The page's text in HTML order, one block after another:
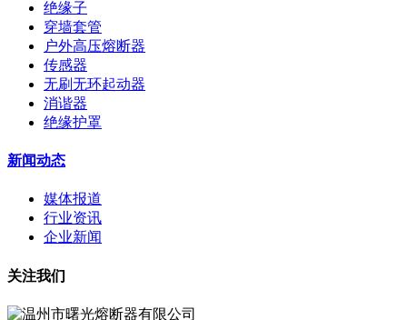
绝缘子
穿墙套管
户外高压熔断器
传感器
无刷无环起动器
消谐器
绝缘护罩
新闻动态
媒体报道
行业资讯
企业新闻
关注我们